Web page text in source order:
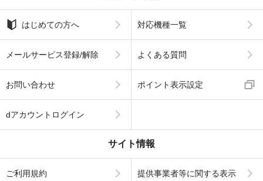
はじめての方へ 対応機種一覧
メールサービス登録/解除 よくある質問
お問い合わせ ポイント表示設定
dアカウントログイン
サイト情報
ご利用規約 提供事業者等に関する表示